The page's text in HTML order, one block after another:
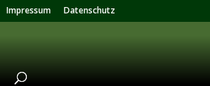
Impressum Datenschutz